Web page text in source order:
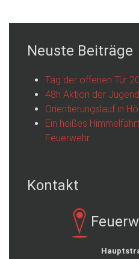
Neuste Beiträge
Tag der offenen Tür
48h Aktion der
Orientierungslauf in
Ein heißes
Feuerwehr
Kontakt